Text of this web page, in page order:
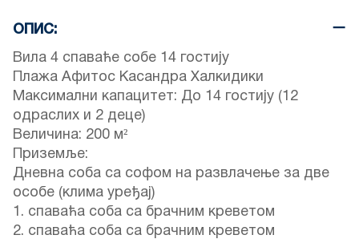
ОПИС:
Вила 4 спаваће собе 14 гостију
Плажа Афитос Касандра Халкидики
Максимални капацитет: До 14 гостију (12
одраслих и 2 деце)
Величина: 200 м²
Приземље:
Дневна соба са софом на развлачење за две
особе (клима уређај)
1. спаваћа соба са брачним креветом
2. спаваћа соба са брачним креветом